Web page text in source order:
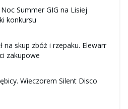
Summer GIG na Lisiej
konkursu
na skup zbóż i rzepaku. Elewarr
zakupowe
Wieczorem Silent Disco